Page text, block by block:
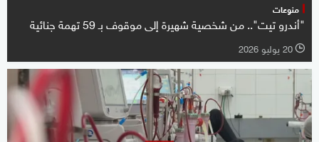
منوعات
"أندرو تيت".. من شخصية شهيرة إلى موقوف بـ 59 تهمة جنائية
l 20 يوليو 2026